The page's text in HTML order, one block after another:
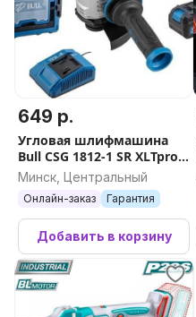
649 р.
Угловая шлифмашина
Bull CSG 1812-1 SR XLTpro
Xcase 1333997 (с 1-м АКБ,
Минск, Центральный
Онлайн-заказ Гарантия
Добавить в корзину